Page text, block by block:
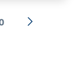
Successiva